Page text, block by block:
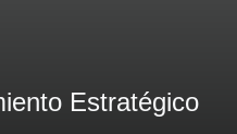
Estratégico